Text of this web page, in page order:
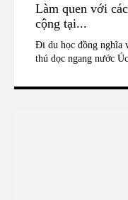
Làm quen với
cộng tại...
Đi du học đồng nghĩa
thú dọc ngang nước